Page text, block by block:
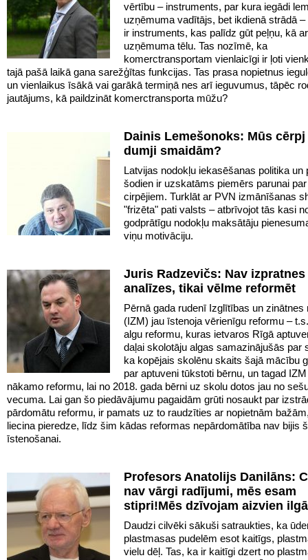
vērtību – instruments, par kura iegādi
uzņēmuma vadītājs, bet ikdienā strādā
ir instruments, kas palīdz gūt peļņu, kā
uzņēmuma tēlu. Tas nozīmē, ka
komerctransportam vienlaicīgi ir ļoti
tajā pašā laikā gana sarežģītas funkcijas. Tas prasa nopietnus
un vienlaikus īsākā vai garākā termiņā nes arī ieguvumus, tāpēc
jautājums, kā paildzināt komerctransporta mūžu?
Dainis Lemešonoks: Mūs cērpj
dumji smaidām?
Latvijas nodokļu iekasēšanas politika un
šodien ir uzskatāms piemērs parunai
cirpējiem. Turklāt ar PVN izmānīšanas
"frizēta" pati valsts – atbrīvojot tās kasi
godprātīgu nodokļu maksātāju
viņu motivāciju.
Juris Radzevičs: Nav izpratnes
analīzes, tikai vēlme reformēt
Pērnā gada rudenī Izglītības un zinātnes
(IZM) jau īstenoja vērienīgu reformu –
algu reformu, kuras ietvaros Rīgā
daļai skolotāju algas samazinājušās par
ka kopējais skolēnu skaits šajā mācību
par aptuveni tūkstoti bērnu, un tagad
nākamo reformu, lai no 2018. gada bērni uz skolu dotos jau no
vecuma. Lai gan šo piedāvājumu pagaidām grūti nosaukt par
pārdomātu reformu, ir pamats uz to raudzīties ar nopietnām
liecina pieredze, līdz šim kādas reformas nepārdomātība nav bijis
īstenošanai.
Profesors Anatolijs Danilāns:
nav vārgi radījumi, mēs esam
stipri!Mēs dzīvojam aizvien
Daudzi cilvēki sākuši satraukties, ka
plastmasas pudelēm esot kaitīgs,
vielu dēļ. Tas, ka ir kaitīgi dzert no